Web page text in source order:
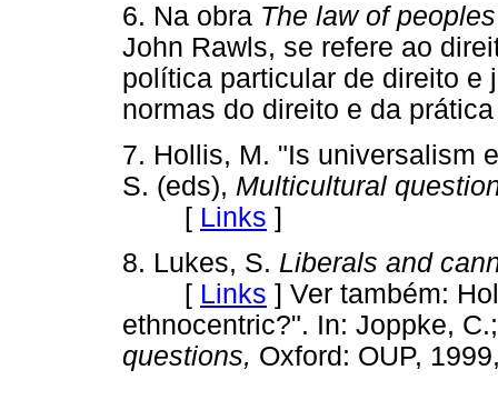
6. Na obra The law of peoples
John Rawls, se refere ao
política particular de direito e
normas do direito e da
7. Hollis, M. "Is universalism
S. (eds), Multicultural
[ Links ]
8. Lukes, S. Liberals and
[ Links ] Ver também:
ethnocentric?". In: Joppke,
questions, Oxford: OUP,